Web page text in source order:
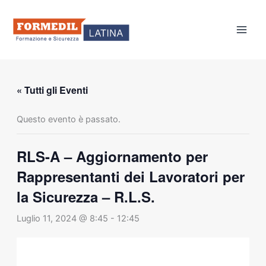
contenuto
« Tutti gli Eventi
Questo evento è passato.
RLS-A – Aggiornamento per
Rappresentanti dei Lavoratori per
la Sicurezza – R.L.S.
Luglio 11, 2024 @ 8:45 - 12:45